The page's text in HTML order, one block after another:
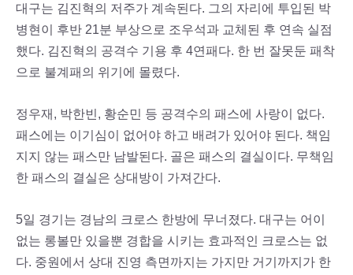
대구는 김진혁의 저주가 계속된다. 그의 자리에 투입된 박
병현이 후반 21분 부상으로 조우석과 교체된 후 연속 실점
했다. 김진혁의 공격수 기용 후 4연패다. 한 번 잘못둔 패착
으로 불계패의 위기에 몰렸다.
정우재, 박한빈, 황순민 등 공격수의 패스에 사랑이 없다.
패스에는 이기심이 없어야 하고 배려가 있어야 된다. 책임
지지 않는 패스만 남발된다. 골은 패스의 결실이다. 무책임
한 패스의 결실은 상대방이 가져간다.
5일 경기는 경남의 크로스 한방에 무너졌다. 대구는 어이
없는 롱볼만 있을뿐 경합을 시키는 효과적인 크로스는 없
다. 중원에서 상대 진영 측면까지는 가지만 거기까지가 한